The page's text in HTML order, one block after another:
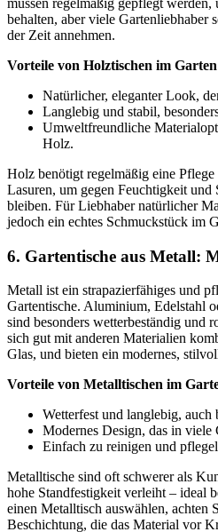
müssen regelmäßig gepflegt
behalten, aber viele Gartenliebhaber
der Zeit annehmen.
Vorteile von Holztischen im
Natürlicher, eleganter Look,
Langlebig und stabil,
Umweltfreundliche
Holz.
Holz benötigt regelmäßig eine
Lasuren, um gegen Feuchtigkeit und
bleiben. Für Liebhaber natürlicher
jedoch ein echtes Schmuckstück im
6. Gartentische aus Metall:
Metall ist ein strapazierfähiges und
Gartentische. Aluminium, Edelstahl
sind besonders wetterbeständig und
sich gut mit anderen Materialien
Glas, und bieten ein modernes,
Vorteile von Metalltischen im
Wetterfest und langlebig, auch
Modernes Design, das in viele
Einfach zu reinigen und
Metalltische sind oft schwerer als
hohe Standfestigkeit verleiht – ideal
einen Metalltisch auswählen, achten
Beschichtung, die das Material vor